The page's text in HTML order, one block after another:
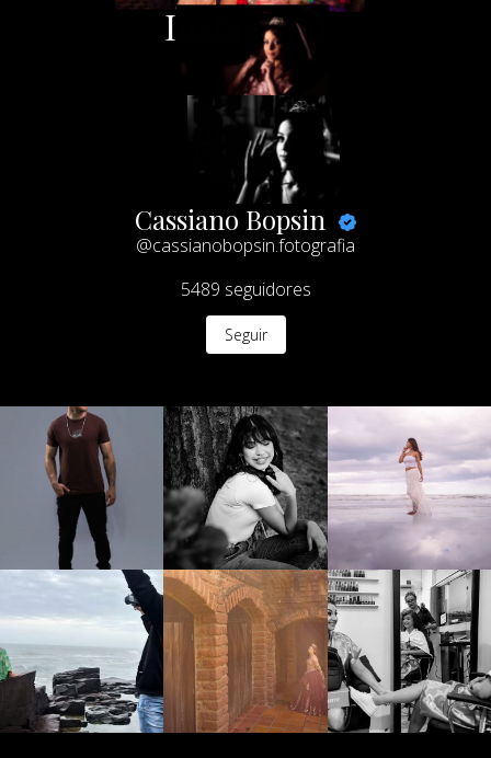
Instagram
Cassiano Bopsin
@cassianobopsin.fotografia
5489 seguidores
Seguir